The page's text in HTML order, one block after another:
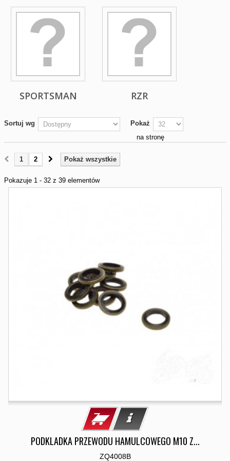
SPORTSMAN RZR
Sortuj wg
Pokaż
na stronę
Pokaż wszystkie
1 2
Pokazuje 1 - 32 z 39 elementów
PODKLADKA PRZEWODU HAMULCOWEGO M10 Z...
ZQ4008B